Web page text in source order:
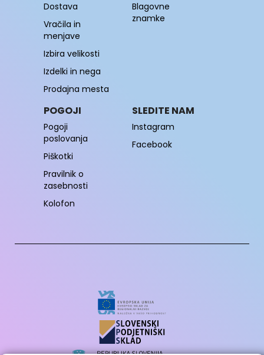
Dostava
Vračila in
menjave
Izbira velikosti
Izdelki in nega
Prodajna mesta
Blagovne
znamke
POGOJI
Pogoji
poslovanja
Piškotki
Pravilnik o
zasebnosti
Kolofon
SLEDITE NAM
Instagram
Facebook